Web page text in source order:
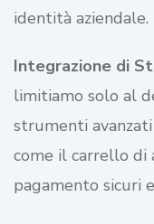
identità aziendale.
Integrazione di
limitiamo solo al
strumenti
come il carrello di
pagamento sicuri